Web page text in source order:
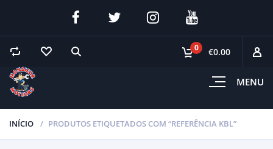
MENU
0 €0.00
INÍCIO PRODUTOS ETIQUETADOS COM “REFERÊNCIA KBL”